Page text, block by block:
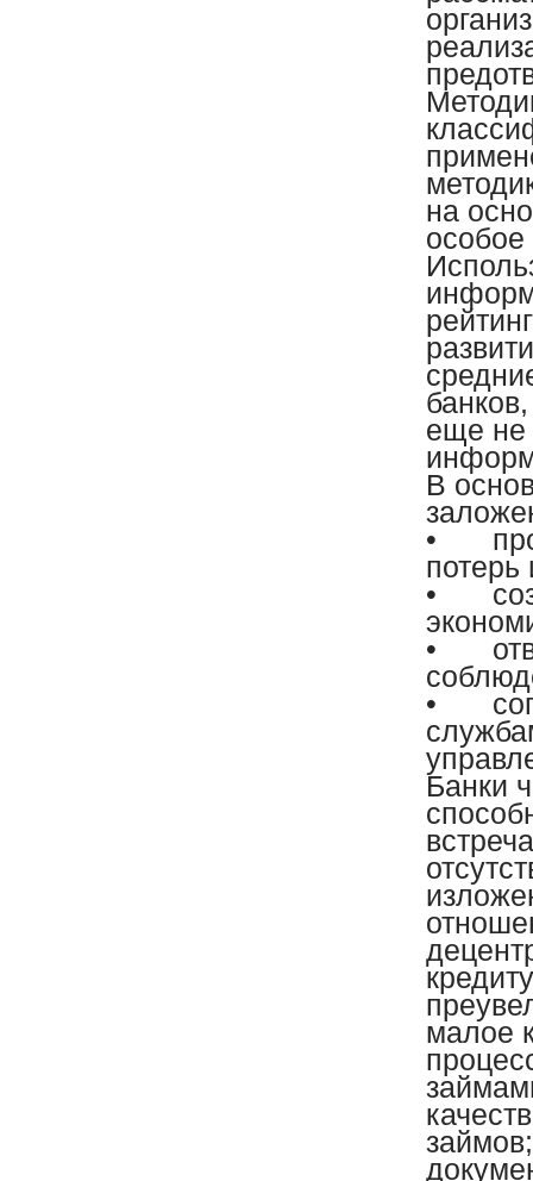
на
еще не
В
•
потерь
•
•
•
Банки
малое